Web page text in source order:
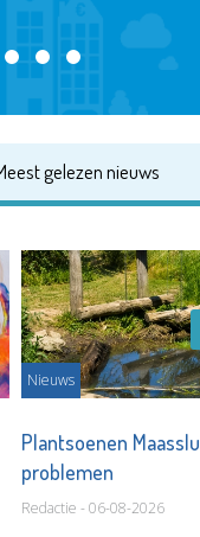
gelezen nieuws
Nieuws
Plantsoenen
problemen
Redactie - 06-08-2026